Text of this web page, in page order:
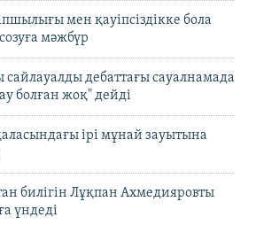
мен қауіпсіздікке бола
мәжбүр
сайлауалды дебаттағы сауалнамада
болған жоқ" дейді
ірі мұнай зауытына
билігін Лұқпан Ахмедияровты
үндеді